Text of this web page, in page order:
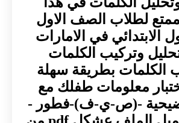
الممتع لطلاب الصف الاول
الابتدائي في الامارات
وتركيب الكلمات
الكلمات بطريقة سهلة
معلومات طفلك مع
-(ص-ي-ف)-فطور -